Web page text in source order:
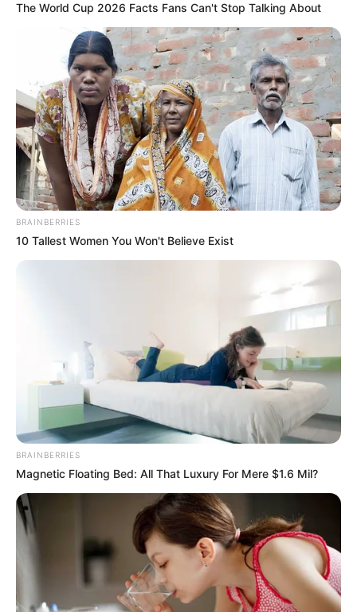
The World Cup 2026 Facts Fans Can't Stop Talking About
BRAINBERRIES
10 Tallest Women You Won't Believe Exist
BRAINBERRIES
Magnetic Floating Bed: All That Luxury For Mere $1.6 Mil?